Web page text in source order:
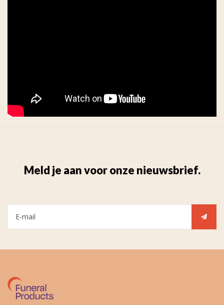
Meld je aan voor onze nieuwsbrief.